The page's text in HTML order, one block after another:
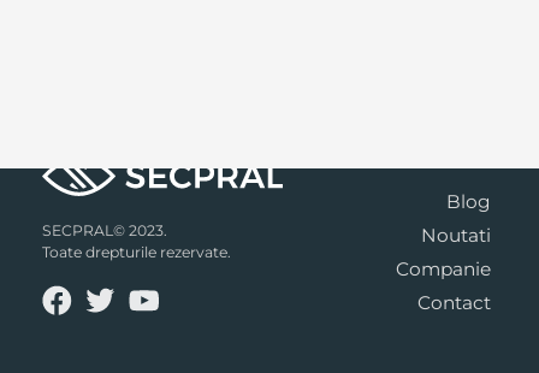
SECPRAL© 2023.
Toate drepturile rezervate.
Blog
Noutati
Companie
Contact